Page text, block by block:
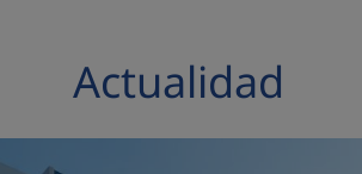
Actualidad